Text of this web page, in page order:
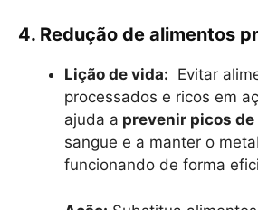
4. Redução de alimentos
Lição de vida: Evitar
processados e ricos em
ajuda a prevenir picos
sangue e a manter o
funcionando de forma